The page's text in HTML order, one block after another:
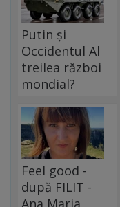
Putin și
Occidentul Al
treilea război
mondial?
Feel good -
după FILIT -
Ana Maria